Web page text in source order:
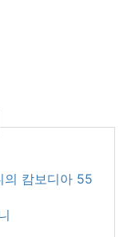
의 캄보디아 55